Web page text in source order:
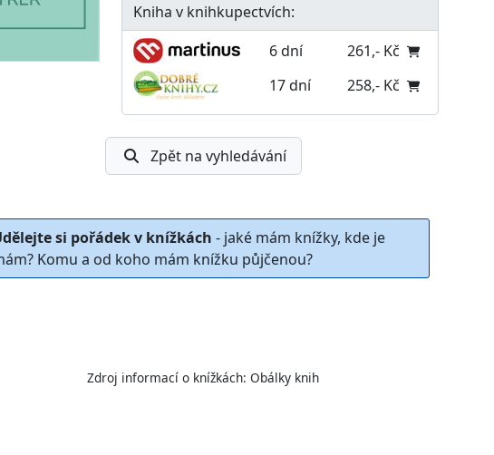
Kniha v knihkupectvích:
6 dní
261,- Kč
17 dní
258,- Kč
Zpět na vyhledávání
si pořádek v knížkách - jaké mám knížky, kde je
Komu a od koho mám knížku půjčenou?
Zdroj informací o knížkách: Obálky knih